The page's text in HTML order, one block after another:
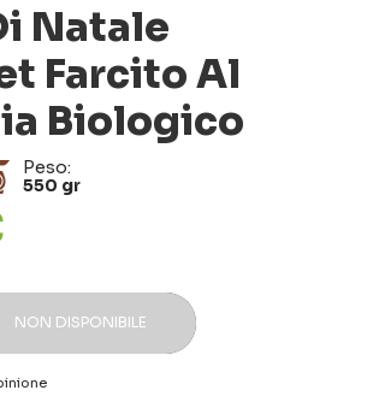
Natale
Farcito Al
Biologico
Peso:
550 gr
NON DISPONIBILE